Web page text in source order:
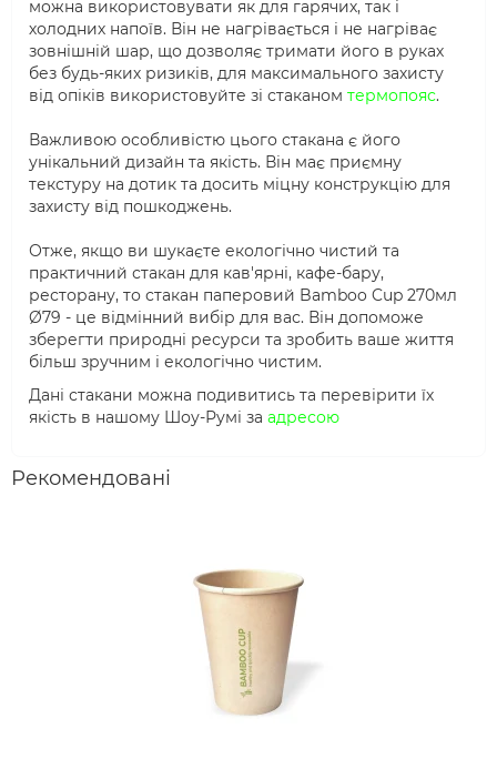
можна використовувати як для гарячих, так і
холодних напоїв. Він не нагрівається і не нагріває
зовнішній шар, що дозволяє тримати його в руках
без будь-яких ризиків, для максимального захисту
від опіків використовуйте зі стаканом термопояс.
Важливою особливістю цього стакана є його
унікальний дизайн та якість. Він має приємну
текстуру на дотик та досить міцну конструкцію для
захисту від пошкоджень.
Отже, якщо ви шукаєте екологічно чистий та
практичний стакан для кав'ярні, кафе-бару,
ресторану, то стакан паперовий Bamboo Cup 270мл
Ø79 - це відмінний вибір для вас. Він допоможе
зберегти природні ресурси та зробить ваше життя
більш зручним і екологічно чистим.
Дані стакани можна подивитись та перевірити їх
якість в нашому Шоу-Румі за адресою
Рекомендовані